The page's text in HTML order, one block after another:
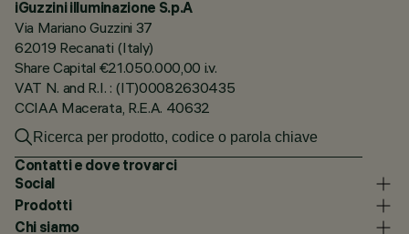
iGuzzini illuminazione S.p.A
Via Mariano Guzzini 37
62019 Recanati (Italy)
Share Capital €21.050.000,00 i.v.
VAT N. and R.I. : (IT)00082630435
CCIAA Macerata, R.E.A. 40632
Contatti e dove trovarci
Social
Prodotti
Chi siamo